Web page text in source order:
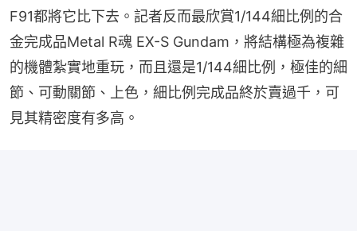
F91都將它比下去。記者反而最欣賞1/144細比例的合
金完成品Metal R魂 EX-S Gundam，將結構極為複雜
的機體紮實地重玩，而且還是1/144細比例，極佳的細
節、可動關節、上色，細比例完成品終於賣過千，可
見其精密度有多高。